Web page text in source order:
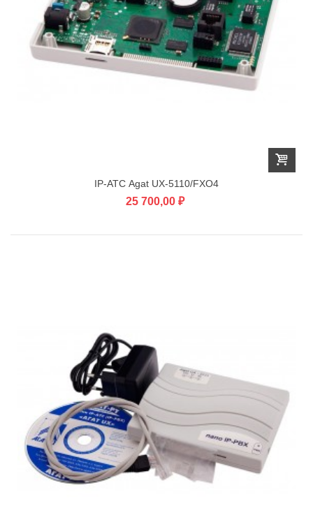
IP-АТС Agat UX-5110/FXO4
25 700,00 ₽